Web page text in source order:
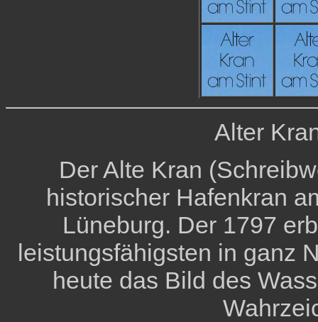
Alter
Der Alte Kran
historischer Hafenkran
Lüneburg. Der 1797
leistungsfähigsten in ganz
heute das Bild des